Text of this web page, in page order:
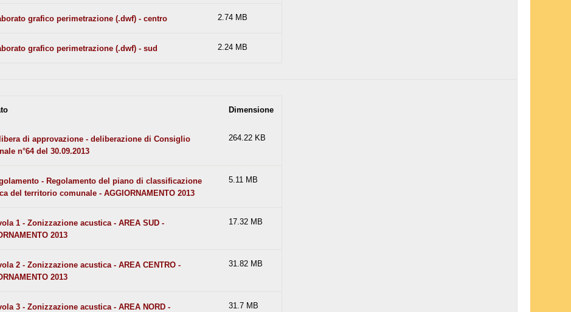
grafico perimetrazione (.dwf) - centro 2.74 MB
grafico perimetrazione (.dwf) - sud 2.24 MB
Dimensione
di approvazione - deliberazione di Consiglio
n°64 del 30.09.2013
264.22 KB
- Regolamento del piano di classificazione
del territorio comunale - AGGIORNAMENTO 2013
5.11 MB
1 - Zonizzazione acustica - AREA SUD -
2013
17.32 MB
2 - Zonizzazione acustica - AREA CENTRO -
2013
31.82 MB
3 - Zonizzazione acustica - AREA NORD - 31.7 MB